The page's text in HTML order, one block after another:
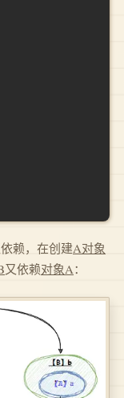
赖，在创建A对象
又依赖对象A：